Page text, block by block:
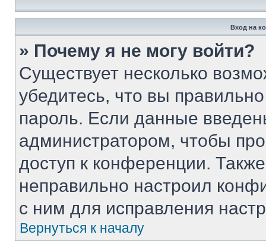
Вход на
» Почему я не могу войти?
Существует несколько
убедитесь, что вы
пароль. Если данные
администратором, чтобы
доступ к конференции.
неправильно настроил
с ним для исправления
Вернуться к началу